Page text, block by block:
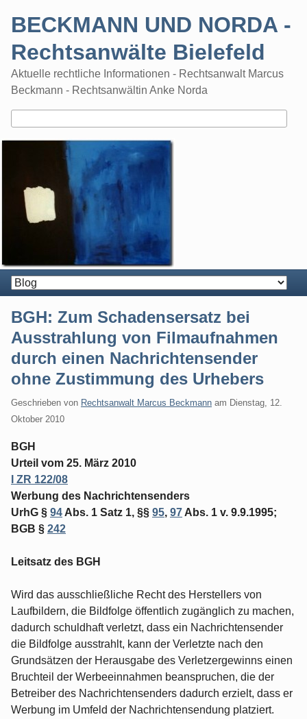
BECKMANN UND NORDA -
Rechtsanwälte Bielefeld
Aktuelle rechtliche Informationen - Rechtsanwalt Marcus
Beckmann - Rechtsanwältin Anke Norda
BGH: Zum Schadensersatz bei
Ausstrahlung von Filmaufnahmen
durch einen Nachrichtensender
ohne Zustimmung des Urhebers
Geschrieben von Rechtsanwalt Marcus Beckmann am Dienstag, 12.
Oktober 2010
BGH
Urteil vom 25. März 2010
I ZR 122/08
Werbung des Nachrichtensenders
UrhG § 94 Abs. 1 Satz 1, §§ 95, 97 Abs. 1 v. 9.9.1995;
BGB § 242
Leitsatz des BGH
Wird das ausschließliche Recht des Herstellers von
Laufbildern, die Bildfolge öffentlich zugänglich zu machen,
dadurch schuldhaft verletzt, dass ein Nachrichtensender
die Bildfolge ausstrahlt, kann der Verletzte nach den
Grundsätzen der Herausgabe des Verletzergewinns einen
Bruchteil der Werbeeinnahmen beanspruchen, die der
Betreiber des Nachrichtensenders dadurch erzielt, dass er
Werbung im Umfeld der Nachrichtensendung platziert.